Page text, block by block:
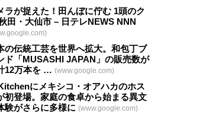
ラが捉えた！田んぼに佇む 1頭のク
田・大仙市 – 日テレNEWS NNN
の伝統工芸を世界へ拡大。和包丁ブ
ド「MUSASHI JAPAN」の販売数が
12万本を … (www.google.com)
にメキシコ・オアハカのホス
初登場。家庭の食卓から始まる異文
験がさらに多様に (www.google.com)